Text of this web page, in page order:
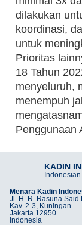
dilakukan
koordinasi,
untuk
Prioritas
18 Tahun
menyeluruh,
menempuh
Penggunaan
KADIN
Menara Kadin
Jl. H. R. Rasuna Said
Kav. 2-3, Kuningan
Jakarta 12950
Indonesia